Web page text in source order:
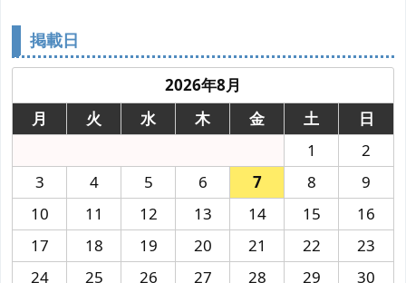
掲載日
2026年8月
月
火 水 木 金 土
日
1
2
3
4 5 6 7 8
9
10
11 12 13 14 15
16
17
18 19 20 21 22
23
24
25 26 27 28 29
30